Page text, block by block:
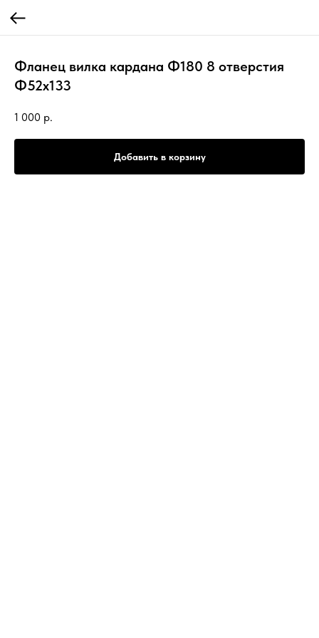
Фланец вилка кардана Ф180 8 отверстия
Ф52х133
1 000 р.
Добавить в корзину